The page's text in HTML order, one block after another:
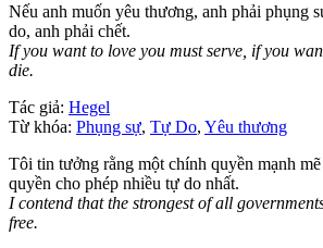
Nếu anh muốn yêu thương, anh phải phụng
do, anh phải chết.
If you want to love you must serve, if you
die.
Tác giả: Hegel
Từ khóa: Phụng sự, Tự Do, Yêu thương
Tôi tin tưởng rằng một chính quyền mạnh
quyền cho phép nhiều tự do nhất.
I contend that the strongest of all
free.